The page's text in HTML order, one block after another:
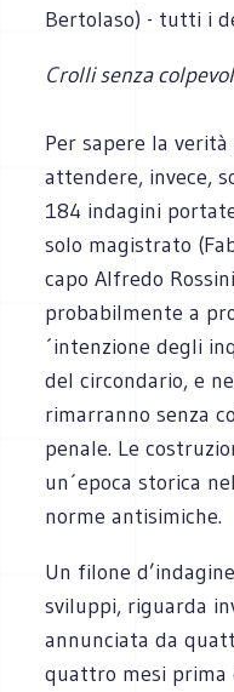
Bertolaso) - tutti i
Crolli senza
Per sapere la
attendere, invece,
184 indagini
solo magistrato
capo Alfredo
probabilmente a
´intenzione degli
del circondario, e
rimarranno senza
penale. Le
un´epoca storica
norme antisimiche.
Un filone
sviluppi, riguarda
annunciata da
quattro mesi prima